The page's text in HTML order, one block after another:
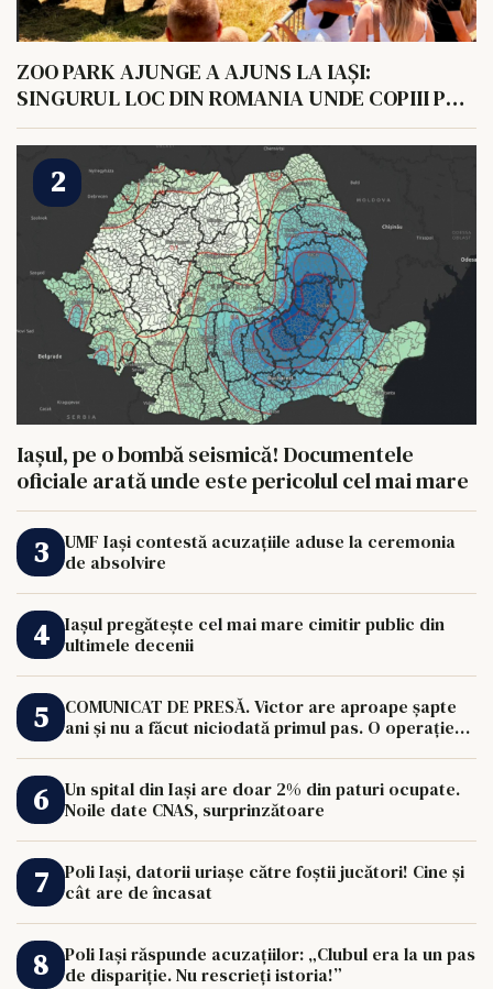
ZOO PARK AJUNGE A AJUNS LA IAȘI:
SINGURUL LOC DIN ROMANIA UNDE COPIII POT
HRANI UN ELEFANT
Iașul, pe o bombă seismică! Documentele
oficiale arată unde este pericolul cel mai mare
UMF Iași contestă acuzațiile aduse la ceremonia
de absolvire
Iașul pregătește cel mai mare cimitir public din
ultimele decenii
COMUNICAT DE PRESĂ. Victor are aproape șapte
ani și nu a făcut niciodată primul pas. O operație
Un spital din Iași are doar 2% din paturi ocupate.
Noile date CNAS, surprinzătoare
Poli Iași, datorii uriașe către foștii jucători! Cine și
cât are de încasat
Poli Iași răspunde acuzațiilor: „Clubul era la un pas
de dispariție. Nu rescrieți istoria!”